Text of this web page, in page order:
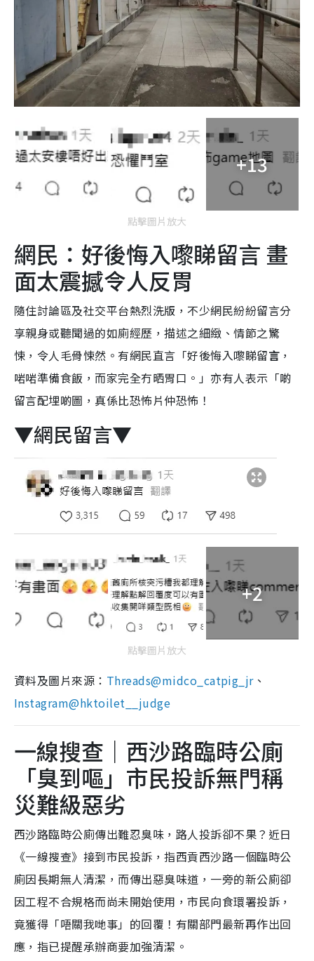
+13
點擊圖片放大
網民：好後悔入嚟睇留言 畫
面太震撼令人反胃
隨住討論區及社交平台熱烈洗版，不少網民紛紛留言分
享親身或聽聞過的如廁經歷，描述之細緻、情節之驚
悚，令人毛骨悚然。有網民直言「好後悔入嚟睇留言 ，
啱啱準備食飯，而家完全冇晒胃口。」亦有人表示「啲
留言配埋啲圖，真係比恐怖片仲恐怖！
▼網民留言▼
+2
點擊圖片放大
資料及圖片來源： Threads@midco_catpig_jr、
Instagram@hktoilet__judge
一線搜查｜西沙路臨時公廁
「臭到嘔」市民投訴無門稱
災難級惡劣
西沙路臨時公廁傳出難忍臭味，路人投訴卻不果？近日
《一線搜查》接到市民投訴，指西貢西沙路一個臨時公
廁因長期無人清潔，而傳出惡臭味道，一旁的新公廁卻
因工程不合規格而尚未開始使用，市民向食環署投訴，
竟獲得「唔關我哋事」的回覆！有關部門最新再作出回
應，指已提醒承辦商要加強清潔。